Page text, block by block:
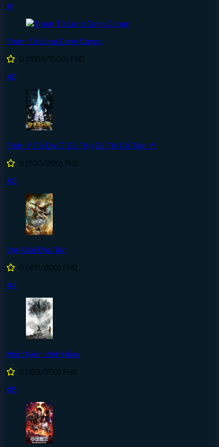
#1
Thám Tử Lừng Danh Conan
0 (1209/1500) FHD
#2
Thần Y Cổ Đại Ở Đô Thị (Đô Thị Cổ Tiên Y)
0 (200/200) FHD
#3
Vạn Giới Độc Tôn
0 (471/800) FHD
#4
Nhất Niệm Vĩnh Hằng
0 (169/250) FHD
#5